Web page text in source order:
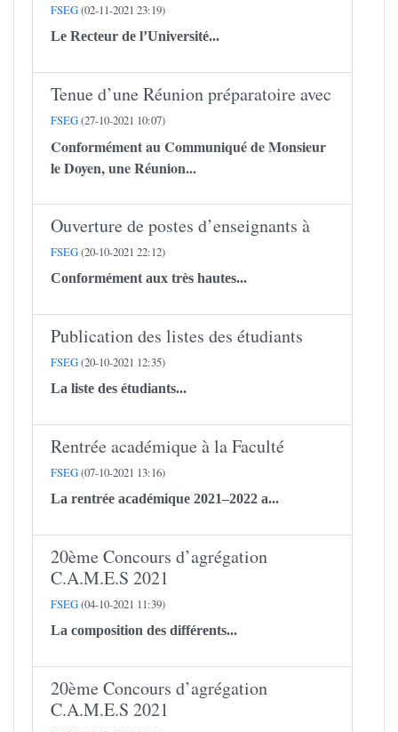
FSEG(02-11-2021 23:19)
Le Recteur de l’Université...
Tenue d’une Réunion préparatoire avec
FSEG(27-10-2021 10:07)
Conformément au Communiqué de Monsieur
le Doyen, une Réunion...
Ouverture de postes d’enseignants à
FSEG(20-10-2021 22:12)
Conformément aux très hautes...
Publication des listes des étudiants
FSEG(20-10-2021 12:35)
La liste des étudiants...
Rentrée académique à la Faculté
FSEG(07-10-2021 13:16)
La rentrée académique 2021–2022 a...
20ème Concours d’agrégation
C.A.M.E.S 2021
FSEG(04-10-2021 11:39)
La composition des différents...
20ème Concours d’agrégation
C.A.M.E.S 2021